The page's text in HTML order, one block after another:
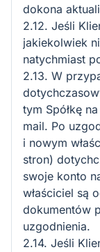
dokona
2.12. Jeśli
jakiekolwiek
natychmiast
2.13. W
tym Spółkę
mail. Po
i nowym
stron)
swoje konto
właściciel są
dokumentów
uzgodnienia.
2.14. Jeśli